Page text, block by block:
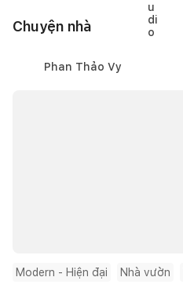
Chuyện nhà
Phan Thảo Vy
Modern - Hiện đại Nhà vườn